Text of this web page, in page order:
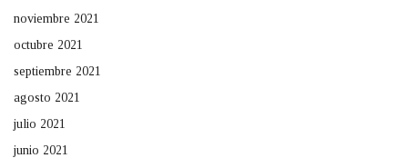
noviembre 2021
octubre 2021
septiembre 2021
agosto 2021
julio 2021
junio 2021